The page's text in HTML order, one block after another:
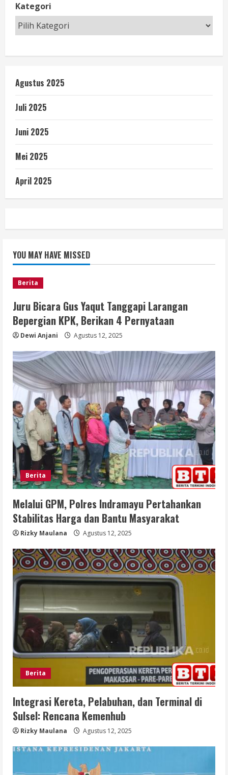
Kategori
Agustus 2025
Juli 2025
Juni 2025
Mei 2025
April 2025
YOU MAY HAVE MISSED
Berita
Juru Bicara Gus Yaqut Tanggapi Larangan
Bepergian KPK, Berikan 4 Pernyataan
Dewi Anjani Agustus 12, 2025
Berita
Melalui GPM, Polres Indramayu Pertahankan
Stabilitas Harga dan Bantu Masyarakat
Rizky Maulana Agustus 12, 2025
Berita
Integrasi Kereta, Pelabuhan, dan Terminal di
Sulsel: Rencana Kemenhub
Rizky Maulana Agustus 12, 2025